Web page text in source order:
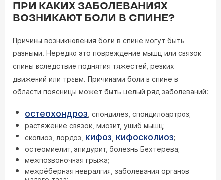
ПРИ КАКИХ ЗАБОЛЕВАНИЯХ
ВОЗНИКАЮТ БОЛИ В СПИНЕ?
Причины возникновения боли в спине могут быть
разными. Нередко это повреждение мышц или связок
спины вследствие поднятия тяжестей, резких
движений или травм. Причинами боли в спине в
области поясницы может быть целый ряд заболеваний:
остеохондроз , спондилез, спондилоартроз;
растяжение связок, миозит, ушиб мышц;
сколиоз, лордоз, кифоз кифосколиоз;
остеомиелит, эпидурит, болезнь Бехтерева;
межпозвоночная грыжа;
межрёберная невралгия, заболевания органов